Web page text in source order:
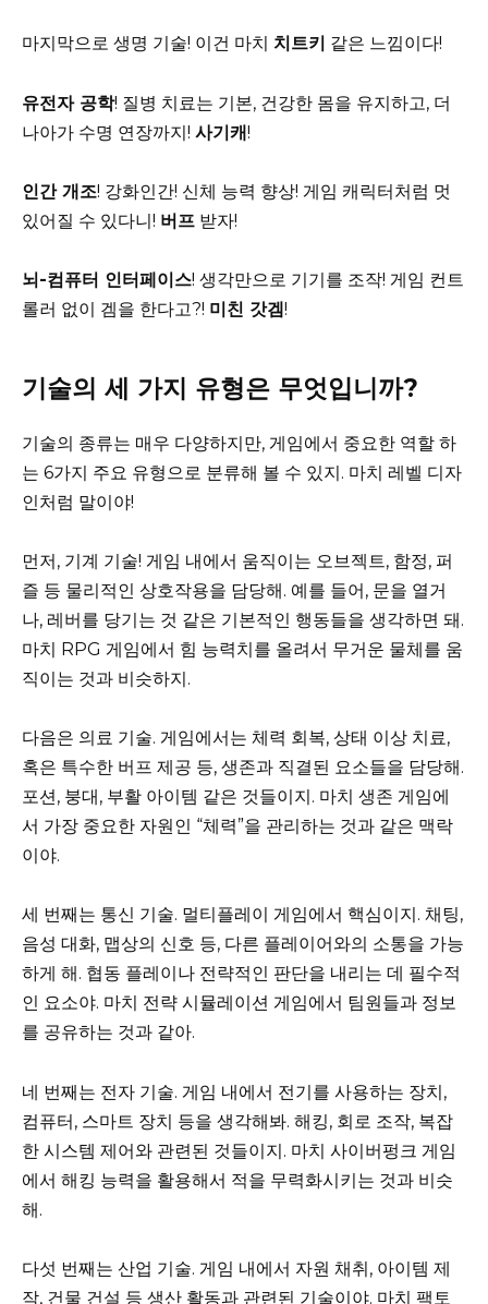
마지막으로 생명 기술! 이건 마치 치트키 같은 느낌이다!
유전자 공학! 질병 치료는 기본, 건강한 몸을 유지하고, 더
나아가 수명 연장까지! 사기캐!
인간 개조! 강화인간! 신체 능력 향상! 게임 캐릭터처럼 멋
있어질 수 있다니! 버프 받자!
뇌-컴퓨터 인터페이스! 생각만으로 기기를 조작! 게임 컨트
롤러 없이 겜을 한다고?! 미친 갓겜!
기술의 세 가지 유형은 무엇입니까?
기술의 종류는 매우 다양하지만, 게임에서 중요한 역할 하
는 6가지 주요 유형으로 분류해 볼 수 있지. 마치 레벨 디자
인처럼 말이야!
먼저, 기계 기술! 게임 내에서 움직이는 오브젝트, 함정, 퍼
즐 등 물리적인 상호작용을 담당해. 예를 들어, 문을 열거
나, 레버를 당기는 것 같은 기본적인 행동들을 생각하면 돼.
마치 RPG 게임에서 힘 능력치를 올려서 무거운 물체를 움
직이는 것과 비슷하지.
다음은 의료 기술. 게임에서는 체력 회복, 상태 이상 치료,
혹은 특수한 버프 제공 등, 생존과 직결된 요소들을 담당해.
포션, 붕대, 부활 아이템 같은 것들이지. 마치 생존 게임에
서 가장 중요한 자원인 “체력”을 관리하는 것과 같은 맥락
이야.
세 번째는 통신 기술. 멀티플레이 게임에서 핵심이지. 채팅,
음성 대화, 맵상의 신호 등, 다른 플레이어와의 소통을 가능
하게 해. 협동 플레이나 전략적인 판단을 내리는 데 필수적
인 요소야. 마치 전략 시뮬레이션 게임에서 팀원들과 정보
를 공유하는 것과 같아.
네 번째는 전자 기술. 게임 내에서 전기를 사용하는 장치,
컴퓨터, 스마트 장치 등을 생각해봐. 해킹, 회로 조작, 복잡
한 시스템 제어와 관련된 것들이지. 마치 사이버펑크 게임
에서 해킹 능력을 활용해서 적을 무력화시키는 것과 비슷
해.
다섯 번째는 산업 기술. 게임 내에서 자원 채취, 아이템 제
작, 건물 건설 등 생산 활동과 관련된 기술이야. 마치 팩토